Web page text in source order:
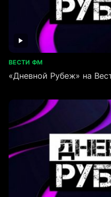
ВЕСТИ ФМ
«Дневной Рубеж» на